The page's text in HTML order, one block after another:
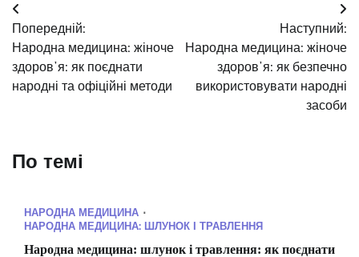
Навігація
записів
Попередній:
Народна медицина: жіноче
здоровʼя: як поєднати
народні та офіційні методи
Наступний:
Народна медицина: жіноче
здоровʼя: як безпечно
використовувати народні
засоби
По темі
НАРОДНА МЕДИЦИНА
НАРОДНА МЕДИЦИНА: ШЛУНОК І ТРАВЛЕННЯ
Народна медицина: шлунок і травлення: як поєднати